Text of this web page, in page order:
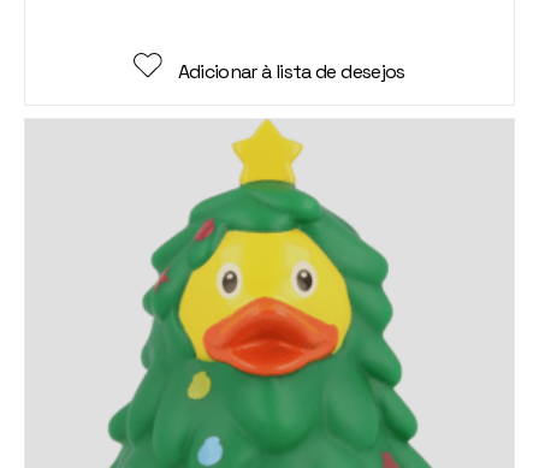
Adicionar à lista de desejos